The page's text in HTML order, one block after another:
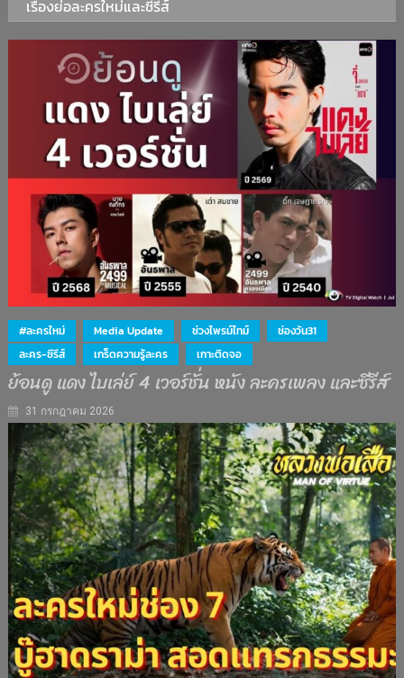
เรื่องย่อละครใหม่และซีรีส์
#ละครใหม่ Media Update ช่วงไพรม์ไทม์
ช่องวัน31
ละคร-ซีรีส์
เกร็ดความรู้ละคร เกาะติดจอ
ย้อนดู แดง ไบเล่ย์ 4 เวอร์ชั่น หนัง ละครเพลง และซีรีส์
31 กรกฎาคม 2026